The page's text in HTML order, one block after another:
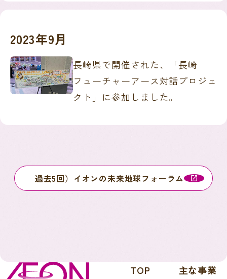
2023年9月
長崎県で開催された、「長崎
フューチャーアース対話プロジェ
クト」に参加しました。
過去5回）イオンの未来地球フォーラム
TOP
主な事業